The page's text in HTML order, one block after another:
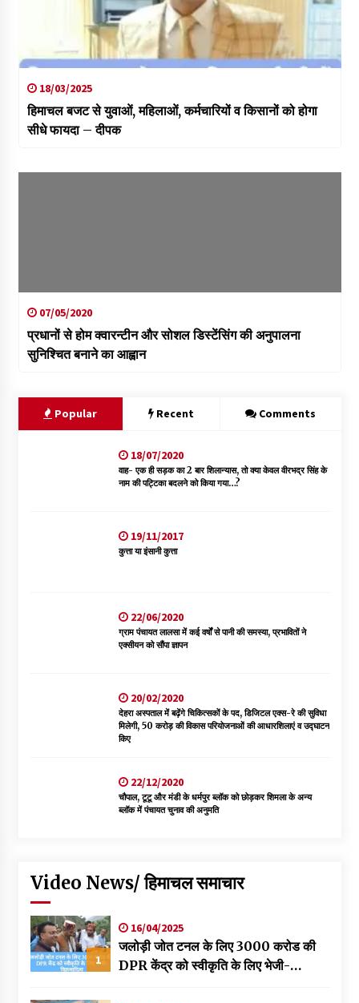
18/03/2025
हिमाचल बजट से युवाओं, महिलाओं, कर्मचारियों व किसानों को होगा
सीधे फायदा – दीपक
07/05/2020
प्रधानों से होम क्वारन्टीन और सोशल डिस्टेंसिंग की अनुपालना
सुनिश्चित बनाने का आह्वान
Popular Recent Comments
18/07/2020
वाह- एक ही सड़क का 2 बार शिलान्यास, तो क्या केवल वीरभद्र सिंह के
नाम की पट्टिका बदलने को किया गया…?
19/11/2017
कुत्ता या इंसानी कुत्ता
22/06/2020
ग्राम पंचायत लालसा में कई वर्षों से पानी की समस्या, प्रभावितों ने
एक्सीयन को सौंपा ज्ञापन
20/02/2020
देहरा अस्पताल में बढ़ेंगे चिकित्सकों के पद, डिजिटल एक्स-रे की सुविधा
मिलेगी, 50 करोड़ की विकास परियोजनाओं की आधारशिलाएं व उद्घाटन
किए
22/12/2020
चौपाल, टूटू और मंडी के धर्मपुर ब्लॉक को छोड़कर शिमला के अन्य
ब्लॉक में पंचायत चुनाव की अनुमति
Video News/ हिमाचल समाचार
1
16/04/2025
जलोड़ी जोत टनल के लिए 3000 करोड की
DPR केंद्र को स्वीकृति के लिए भेजी-